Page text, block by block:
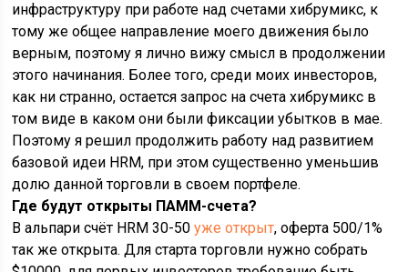
инфраструктуру при работе над счетами хибрумикс, к
тому же общее направление моего движения было
верным, поэтому я лично вижу смысл в продолжении
этого начинания. Более того, среди моих инвесторов,
как ни странно, остается запрос на счета хибрумикс в
том виде в каком они были фиксации убытков в мае.
Поэтому я решил продолжить работу над развитием
базовой идеи HRM, при этом существенно уменьшив
долю данной торговли в своем портфеле.
Где будут открыты ПАММ-счета?
В альпари счёт HRM 30-50уже открыт, оферта 500/1%
так же открыта. Для старта торговли нужно собрать